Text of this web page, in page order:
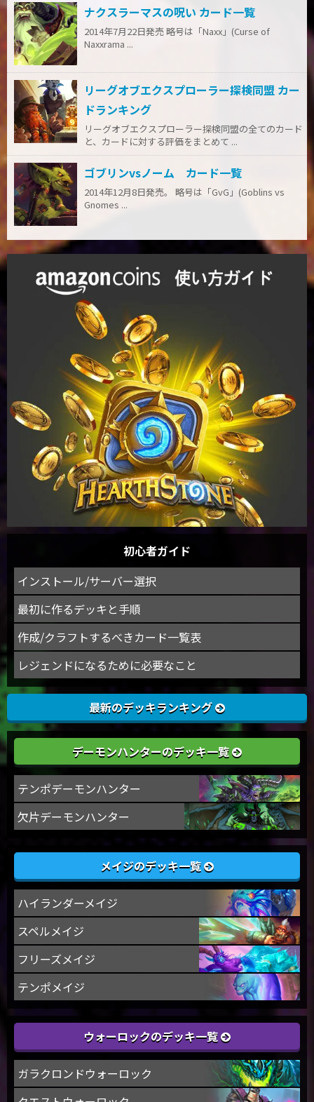
ナクスラーマスの呪い カード一覧
2014年7月22日発売 略号は「Naxx」(Curse of
Naxxrama ...
リーグオブエクスプローラー探検同盟 カー
ドランキング
リーグオブエクスプローラー探検同盟の全てのカード
と、カードに対する評価をまとめて ...
ゴブリンvsノーム カード一覧
2014年12月8日発売。 略号は「GvG」(Goblins vs
Gnomes ...
初心者ガイド
インストール/サーバー選択
最初に作るデッキと手順
作成/クラフトするべきカード一覧表
レジェンドになるために必要なこと
最新のデッキランキング
デーモンハンターのデッキ一覧
テンポデーモンハンター
欠片デーモンハンター
メイジのデッキ一覧
ハイランダーメイジ
スペルメイジ
フリーズメイジ
テンポメイジ
ウォーロックのデッキ一覧
ガラクロンドウォーロック